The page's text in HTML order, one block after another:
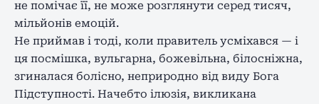
не помічає її, не може розглянути серед тисяч,
мільйонів емоцій.
Не приймав і тоді, коли правитель усміхався — і
ця посмішка, вульгарна, божевільна, білосніжна,
згиналася болісно, ​​неприродно від виду Бога
Підступності. Начебто ілюзія, викликана